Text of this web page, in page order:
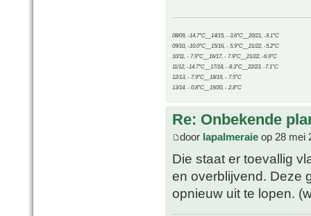
08/09, -14.7°C__14/15, - 3.6°C__20/21, -9.1°C
09/10, -10.0°C__15/16, - 5.9°C__21/22, -5.2°C
10/11, - 7.9°C__16/17, - 7.9°C__21/22, -6.9°C
11/12, -14.7°C__17/18, - 8.3°C__22/23, -7.1°C
12/13, - 7.9°C__18/19, - 7.5°C
13/14, - 0.8°C__19/20, - 2.8°C
Re: Onbekende
door lapalmeraie op 28 mei
Die staat er toevallig
en overblijvend. Deze
opnieuw uit te lopen.